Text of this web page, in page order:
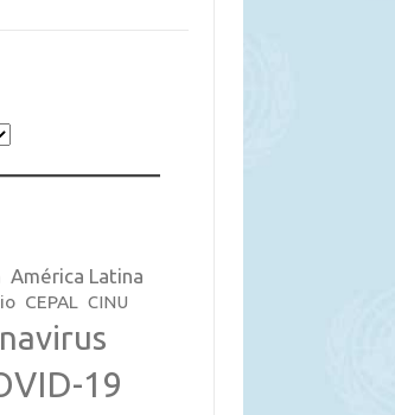
América Latina
CEPAL CINU
19